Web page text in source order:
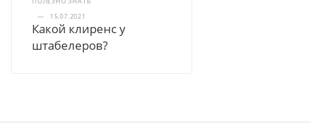
—
15.07.2021
Какой клиренс у
штабелеров?